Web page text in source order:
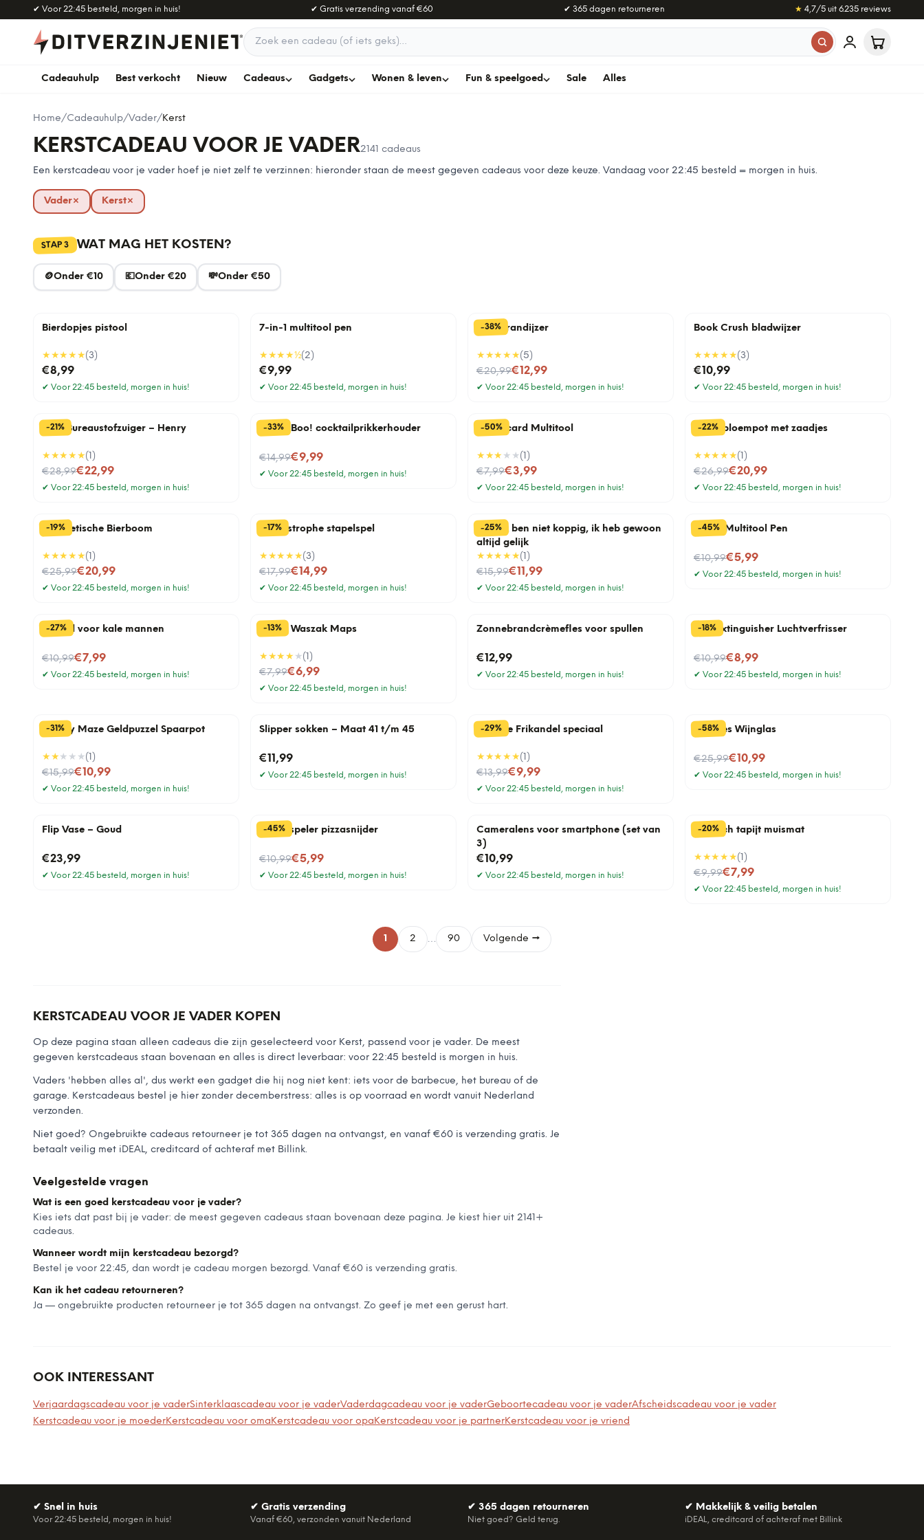
Naar hoofdinhoud
✔ Voor 22:45 besteld, morgen in huis! ✔ Gratis verzending vanaf€60 ✔ 365 dagen retourneren ★ 4,7/5 uit 6.235reviews
Zoek een cadeau
Cadeauhulp Best verkocht Nieuw Cadeaus Gadgets Wonen & leven Fun & speelgoed Sale Alles
Home/Cadeauhulp/Vader/Kerst
KERSTCADEAU VOOR JE VADER2141 cadeaus
Een kerstcadeau voor je vader hoef je niet zelf te verzinnen: hieronder staan de meest gegeven cadeaus voor deze keuze. Vandaag voor 22:45 besteld = morgen in huis.
Vader×
verwijderen
Kerst×
verwijderen
STAP3 WAT MAG HET KOSTEN?
🪙Onder €10 💶Onder €20 💸Onder €50
Bierdopjes pistool
★★★★★(3)
€8,99
✔ Voor 22:45 besteld, morgen in huis!
7-in-1 multitool pen
★★★★½(2 )
€9,99
✔ Voor 22:45 besteld, morgen in huis!
-38%
BBQ brandijzer
★★★★★( 5 )
€20,99
Nu voor€12,99
✔ Voor 22:45 besteld, morgen in huis!
Book Crush bladwijzer
★★★★★(3)
€10,99
✔ Voor 22:45 besteld, morgen in huis!
-21%
Mini Bureaustofzuiger – Henry
★★★★★( 1 )
€28,99
Nu voor€22,99
✔ Voor 22:45 besteld, morgen in huis!
-33%
Pick a Boo! cocktailprikkerhouder
€14,99
Nu voor€9,99
✔ Voor 22:45 besteld, morgen in huis!
-50%
Creditcard Multitool
★★★ ★★( 1 )
€7,99
Nu voor€3,99
✔ Voor 22:45 besteld, morgen in huis!
-22%
Lama bloempot met zaadjes
★★★★★( 1 )
€26,99
Nu voor€20,99
✔ Voor 22:45 besteld, morgen in huis!
-19%
Magnetische Bierboom
★★★★★( 1 )
€25,99
Nu voor€20,99
✔ Voor 22:45 besteld, morgen in huis!
-17%
Cat-astrophe stapelspel
★★★★★(3)
€17,99
Nu voor€14,99
✔ Voor 22:45 besteld, morgen in huis!
-25%
Mok Ik ben niet koppig, ik heb gewoon
altijd gelijk
★★★★★( 1 )
€15,99
Nu voor€11,99
✔ Voor 22:45 besteld, morgen in huis!
-45%
6-In-1 Multitool Pen
€10,99
Nu voor€5,99
✔ Voor 22:45 besteld, morgen in huis!
-27%
Borstel voor kale mannen
€10,99
Nu voor€7,99
✔ Voor 22:45 besteld, morgen in huis!
-13%
Travel Waszak Maps
★★★★ ★( 1 )
€7,99
Nu voor€6,99
✔ Voor 22:45 besteld, morgen in huis!
Zonnebrandcrèmefles voor spullen
€12,99
✔ Voor 22:45 besteld, morgen in huis!
-18%
Fart Extinguisher Luchtverfrisser
€10,99
Nu voor€8,99
✔ Voor 22:45 besteld, morgen in huis!
-31%
Money Maze Geldpuzzel Spaarpot
★★ ★★★( 1 )
€15,99
Nu voor€10,99
✔ Voor 22:45 besteld, morgen in huis!
Slipper sokken – Maat 41 t/m 45
€11,99
✔ Voor 22:45 besteld, morgen in huis!
-29%
Tegeltje Frikandel speciaal
★★★★★( 1 )
€13,99
Nu voor€9,99
✔ Voor 22:45 besteld, morgen in huis!
-58%
Wijnfles Wijnglas
€25,99
Nu voor€10,99
✔ Voor 22:45 besteld, morgen in huis!
Flip Vase – Goud
€23,99
✔ Voor 22:45 besteld, morgen in huis!
-45%
Platenspeler pizzasnijder
€10,99
Nu voor€5,99
✔ Voor 22:45 besteld, morgen in huis!
Cameralens voor smartphone (set van
3)
€10,99
✔ Voor 22:45 besteld, morgen in huis!
-20%
Perzisch tapijt muismat
★★★★★( 1 )
€9,99
Nu voor€7,99
✔ Voor 22:45 besteld, morgen in huis!
1 2 … 90 Volgende →
KERSTCADEAU VOOR JE VADER KOPEN
Op deze pagina staan alleen cadeaus die zijn geselecteerd voor Kerst, passend voor je vader. De meest
gegeven kerstcadeaus staan bovenaan en alles is direct leverbaar: voor 22:45 besteld is morgen in huis.
Vaders 'hebben alles al', dus werkt een gadget die hij nog niet kent: iets voor de barbecue, het bureau of de
garage. Kerstcadeaus bestel je hier zonder decemberstress: alles is op voorraad en wordt vanuit Nederland
verzonden.
Niet goed? Ongebruikte cadeaus retourneer je tot 365 dagen na ontvangst, en vanaf €60 is verzending gratis. Je
betaalt veilig met iDEAL, creditcard of achteraf met Billink.
Veelgestelde vragen
Wat is een goed kerstcadeau voor je vader?
Kies iets dat past bij je vader: de meest gegeven cadeaus staan bovenaan deze pagina. Je kiest hier uit 2141+
cadeaus.
Wanneer wordt mijn kerstcadeau bezorgd?
Bestel je voor 22:45, dan wordt je cadeau morgen bezorgd. Vanaf €60 is verzending gratis.
Kan ik het cadeau retourneren?
Ja — ongebruikte producten retourneer je tot 365 dagen na ontvangst. Zo geef je met een gerust hart.
OOK INTERESSANT
Verjaardagscadeau voor je vaderSinterklaascadeau voor je vaderVaderdagcadeau voor je vaderGeboortecadeau voor je vaderAfscheidscadeau voor je vader
Kerstcadeau voor je moederKerstcadeau voor omaKerstcadeau voor opaKerstcadeau voor je partnerKerstcadeau voor je vriend
✔ Snel in huis
Voor 22:45 besteld, morgen in huis!
✔ Gratis verzending
Vanaf €60, verzonden vanuit Nederland
✔ 365 dagen retourneren
Niet goed? Geld terug.
✔ Makkelijk & veilig betalen
iDEAL, creditcard of achteraf met Billink